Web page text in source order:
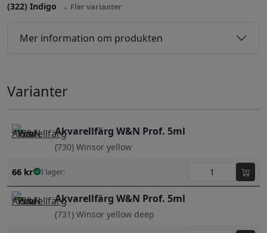
(322) Indigo Fler varianter
Mer information om produkten
Varianter
Akvarellfärg W&N Prof. 5ml
(730) Winsor yellow
66 kr I lager:
Akvarellfärg W&N Prof. 5ml
(731) Winsor yellow deep